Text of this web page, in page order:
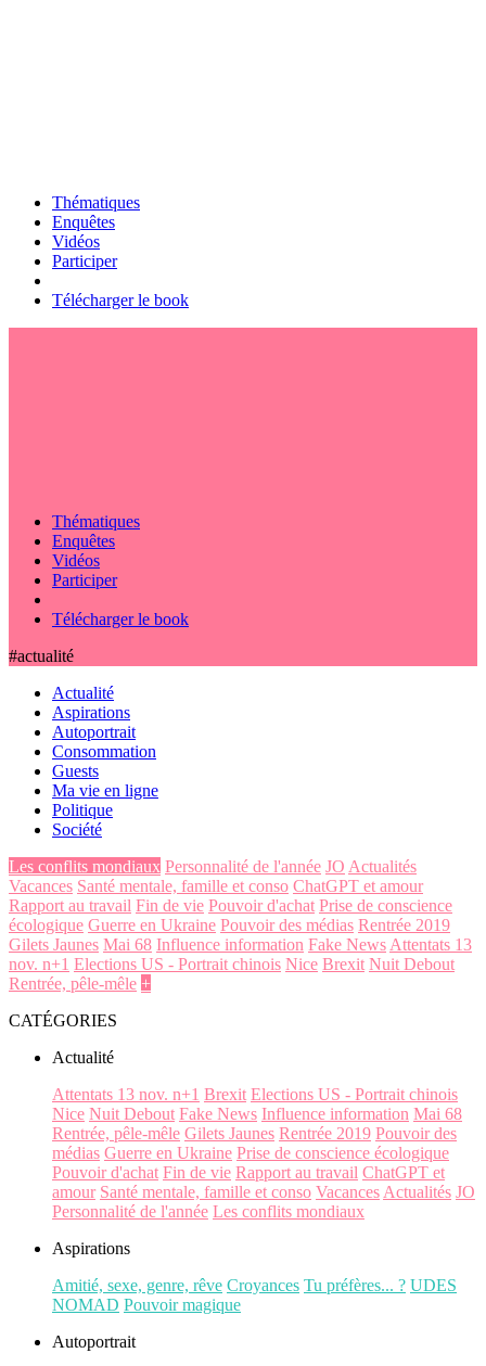
Thématiques
Enquêtes
Vidéos
Participer
Télécharger le book
Thématiques
Enquêtes
Vidéos
Participer
Télécharger le book
#actualité
Actualité
Aspirations
Autoportrait
Consommation
Guests
Ma vie en ligne
Politique
Société
Les conflits mondiaux Personnalité de l'année JO Actualités
Vacances Santé mentale, famille et conso ChatGPT et amour
Rapport au travail Fin de vie Pouvoir d'achat Prise de conscience
écologique Guerre en Ukraine Pouvoir des médias Rentrée 2019
Gilets Jaunes Mai 68 Influence information Fake News Attentats 13
nov. n+1 Elections US - Portrait chinois Nice Brexit Nuit Debout
Rentrée, pêle-mêle +
CATÉGORIES
Actualité
Attentats 13 nov. n+1 Brexit Elections US - Portrait chinois
Nice Nuit Debout Fake News Influence information Mai 68
Rentrée, pêle-mêle Gilets Jaunes Rentrée 2019 Pouvoir des
médias Guerre en Ukraine Prise de conscience écologique
Pouvoir d'achat Fin de vie Rapport au travail ChatGPT et
amour Santé mentale, famille et conso Vacances Actualités JO
Personnalité de l'année Les conflits mondiaux
Aspirations
Amitié, sexe, genre, rêve Croyances Tu préfères... ? UDES
NOMAD Pouvoir magique
Autoportrait